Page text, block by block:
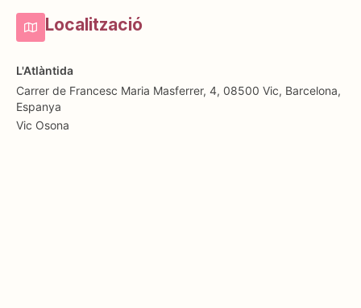
Localització
L'Atlàntida
Carrer de Francesc Maria Masferrer, 4, 08500 Vic, Barcelona,
Espanya
Vic Osona